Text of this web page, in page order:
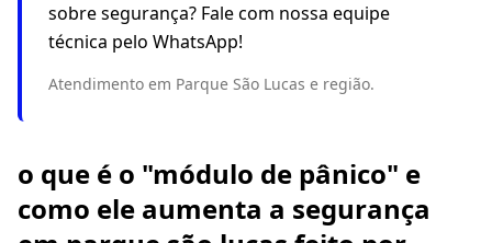
sobre segurança? Fale com nossa equipe
técnica pelo WhatsApp!
Atendimento em Parque São Lucas e região.
o que é o "módulo de pânico" e
como ele aumenta a segurança